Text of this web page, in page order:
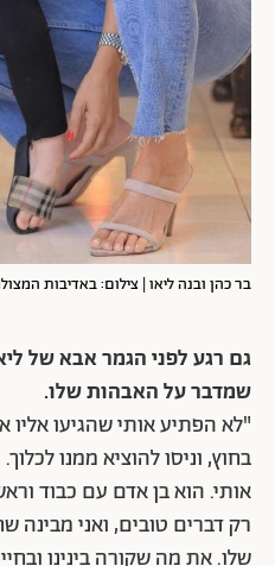
בר כהן ובנה ליאו | צילום: באדיבות
גם רגע לפני הגמר אבא של
שמדבר על האבהות שלו.
"לא הפתיע אותי שהגיעו
בחוץ, וניסו להוציא ממנו
אותי. הוא בן אדם עם כבוד
רק דברים טובים, ואני מבינה
שלו. את מה שקורה בינינו